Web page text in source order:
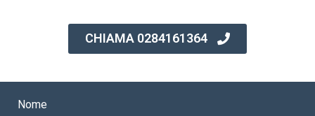
CHIAMA 0284161364
Nome